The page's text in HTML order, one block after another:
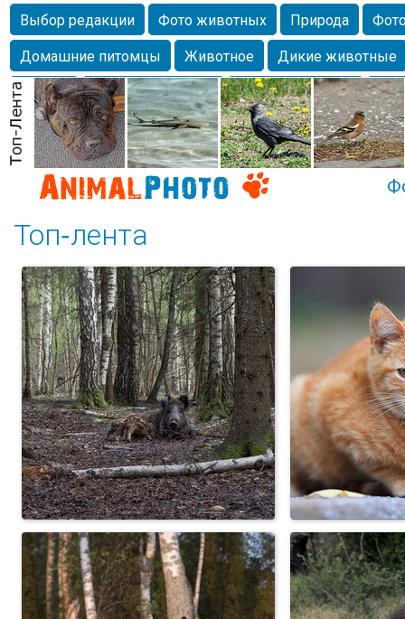
Выбор редакции Фото животных Природа
Домашние питомцы
Животное
Дикие животные
Собаки
Alexanderandronik Млекопитающие
Морда
Собачка Осень Портрет
Домашние
Насекомое
Коты Lebert Дикие птицы Утка
Топ-лента